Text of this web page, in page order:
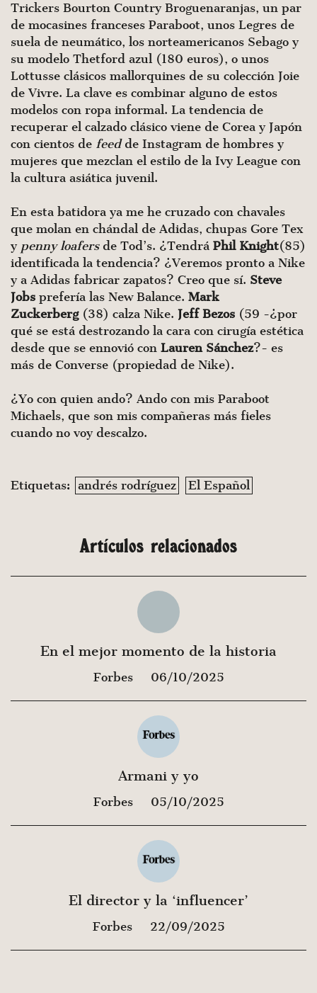
Trickers Bourton Country Broguenaranjas, un par
de mocasines franceses Paraboot, unos Legres de
suela de neumático, los norteamericanos Sebago y
su modelo Thetford azul (180 euros), o unos
Lottusse clásicos mallorquines de su colección Joie
de Vivre. La clave es combinar alguno de estos
modelos con ropa informal. La tendencia de
recuperar el calzado clásico viene de Corea y Japón
con cientos de feedde Instagram de hombres y
mujeres que mezclan el estilo de la Ivy League con
la cultura asiática juvenil.
En esta batidora ya me he cruzado con chavales
que molan en chándal de Adidas, chupas Gore Tex
y penny loafersde Tod’s. ¿Tendrá Phil Knight(85)
identificada la tendencia? ¿Veremos pronto a Nike
y a Adidas fabricar zapatos? Creo que sí. Steve
Jobs prefería las New Balance. Mark
Zuckerberg(38) calza Nike. Jeff Bezos (59 -¿por
qué se está destrozando la cara con cirugía estética
desde que se ennovió con Lauren Sánchez?- es
más de Converse (propiedad de Nike).
¿Yo con quien ando? Ando con mis Paraboot
Michaels, que son mis compañeras más fieles
cuando no voy descalzo.
Etiquetas: andrés rodríguez El Español
Artículos relacionados
En el mejor momento de la historia
Forbes 06/10/2025
Armani y yo
Forbes 05/10/2025
El director y la ‘influencer’
Forbes 22/09/2025